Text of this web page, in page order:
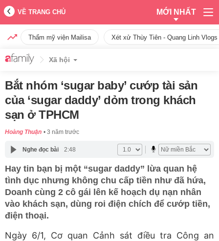
VỀ TRANG CHỦ MỚI NHẤT
Thẩm mỹ viện Mailisa Xét xử Thùy Tiên - Quang Linh
Xã hội
Bắt nhóm ‘sugar baby’ cướp tài sản
của ‘sugar daddy’ dỏm trong khách
sạn ở TPHCM
Hoàng Thuận 3 năm trước
Nghe đọc bài 2:48
Hay tin bạn bị một “sugar daddy” lừa quan hệ
tình dục nhưng không chu cấp tiền như đã hứa,
Doanh cùng 2 cô gái lên kế hoạch dụ nạn nhân
vào khách sạn, dùng roi điện chích để cướp tiền,
điện thoại.
Ngày 6/1, Cơ quan Cảnh sát điều tra Công an